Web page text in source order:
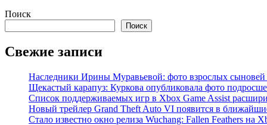
Поиск
Поиск
Свежие записи
Наследники Ирины Муравьевой: фото взрослых
Щекастый карапуз: Куркова опубликовала фото
Список поддерживаемых игр в Xbox Game Assist
Новый трейлер Grand Theft Auto VI появится в
Стало известно окно релиза Wuchang: Fallen Feathers на